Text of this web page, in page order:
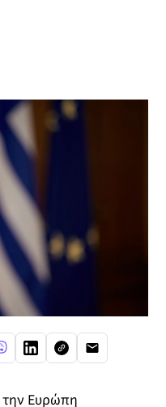
Ευρώπη